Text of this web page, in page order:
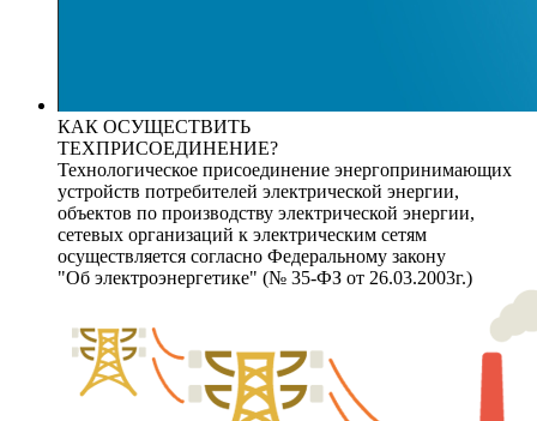
КАК ОСУЩЕСТВИТЬ
ТЕХПРИСОЕДИНЕНИЕ?
Технологическое присоединение энергопринимающих
устройств потребителей электрической энергии,
объектов по производству электрической энергии,
сетевых организаций к электрическим сетям
осуществляется согласно Федеральному закону
"Об электроэнергетике" (№ 35-ФЗ от 26.03.2003г.)